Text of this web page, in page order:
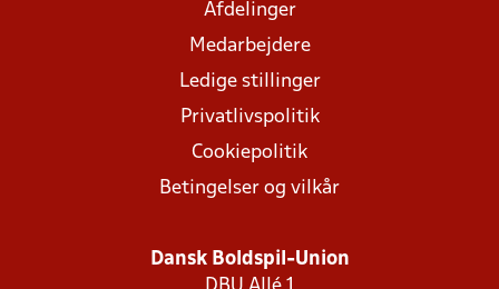
Afdelinger
Medarbejdere
Ledige stillinger
Privatlivspolitik
Cookiepolitik
Betingelser og vilkår
Dansk Boldspil-Union